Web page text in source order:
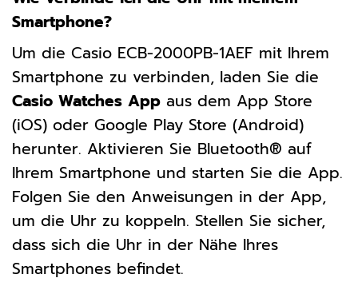
Smartphone?
Um die Casio ECB-2000PB-1AEF mit Ihrem
Smartphone zu verbinden, laden Sie die
Casio Watches App aus dem App Store
(iOS) oder Google Play Store (Android)
herunter. Aktivieren Sie Bluetooth® auf
Ihrem Smartphone und starten Sie die App.
Folgen Sie den Anweisungen in der App,
um die Uhr zu koppeln. Stellen Sie sicher,
dass sich die Uhr in der Nähe Ihres
Smartphones befindet.